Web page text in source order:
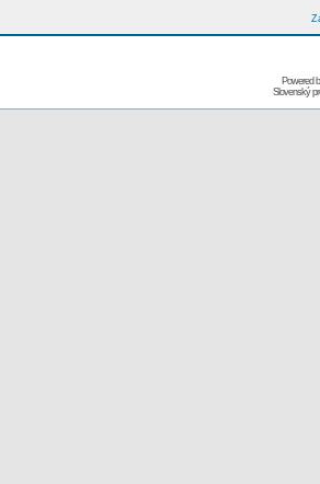
Powered
Slovenský